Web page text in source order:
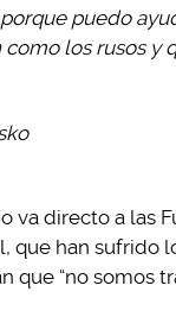
puedo
los rusos y
va directo a las
que han sufrido
que “no somos